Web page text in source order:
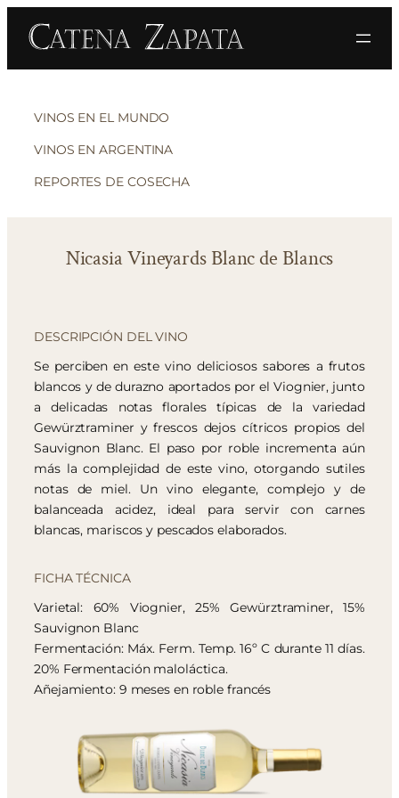
VINOS EN EL MUNDO
VINOS EN ARGENTINA
REPORTES DE COSECHA
Nicasia Vineyards Blanc de Blancs
DESCRIPCIÓN DEL VINO
Se perciben en este vino deliciosos sabores a frutos
blancos y de durazno aportados por el Viognier, junto
a delicadas notas florales típicas de la variedad
Gewürztraminer y frescos dejos cítricos propios del
Sauvignon Blanc. El paso por roble incrementa aún
más la complejidad de este vino, otorgando sutiles
notas de miel. Un vino elegante, complejo y de
balanceada acidez, ideal para servir con carnes
blancas, mariscos y pescados elaborados.
FICHA TÉCNICA
Varietal: 60% Viognier, 25% Gewürztraminer, 15%
Sauvignon Blanc
Fermentación: Máx. Ferm. Temp. 16º C durante 11 días.
20% Fermentación maloláctica.
Añejamiento: 9 meses en roble francés